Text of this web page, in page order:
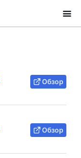
Обзор
Обзор